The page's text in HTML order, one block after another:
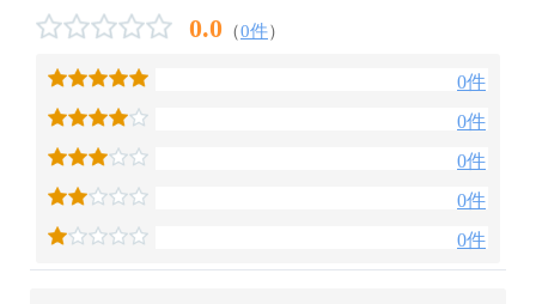
0.0 （0件）
0件
0件
0件
0件
0件